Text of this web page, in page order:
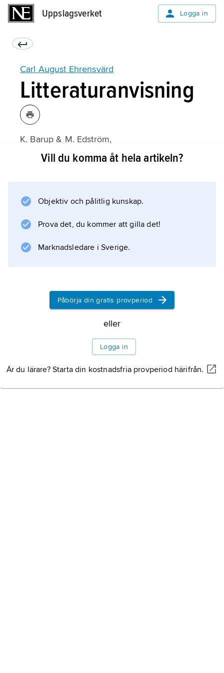
Uppslagsverket Logga in
Carl August Ehrensvärd
Litteraturanvisning
K. Barup & M. Edström,
SkärvaVill du komma åt hela artikeln?
Objektiv och pålitlig kunskap.
Prova det, du kommer att gilla det!
Marknadsledare i Sverige.
Påbörja din gratis provperiod
eller
Logga in
Är du lärare? Starta din kostnadsfria provperiod härifrån.